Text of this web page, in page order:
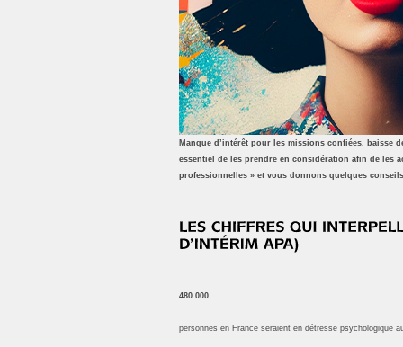
Manque d’intérêt pour les missions confiées, baisse
essentiel de les prendre en considération afin de les
professionnelles » et vous donnons quelques
480 000
personnes en France seraient en détresse psychologique